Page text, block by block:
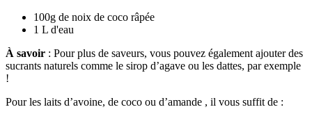
100g de noix de coco râpée
1 L d'eau
À savoir : Pour plus de saveurs, vous pouvez également ajouter des
sucrants naturels comme le sirop d’agave ou les dattes, par exemple
!
Pour les laits d’avoine, de coco ou d’amande , il vous suffit de :